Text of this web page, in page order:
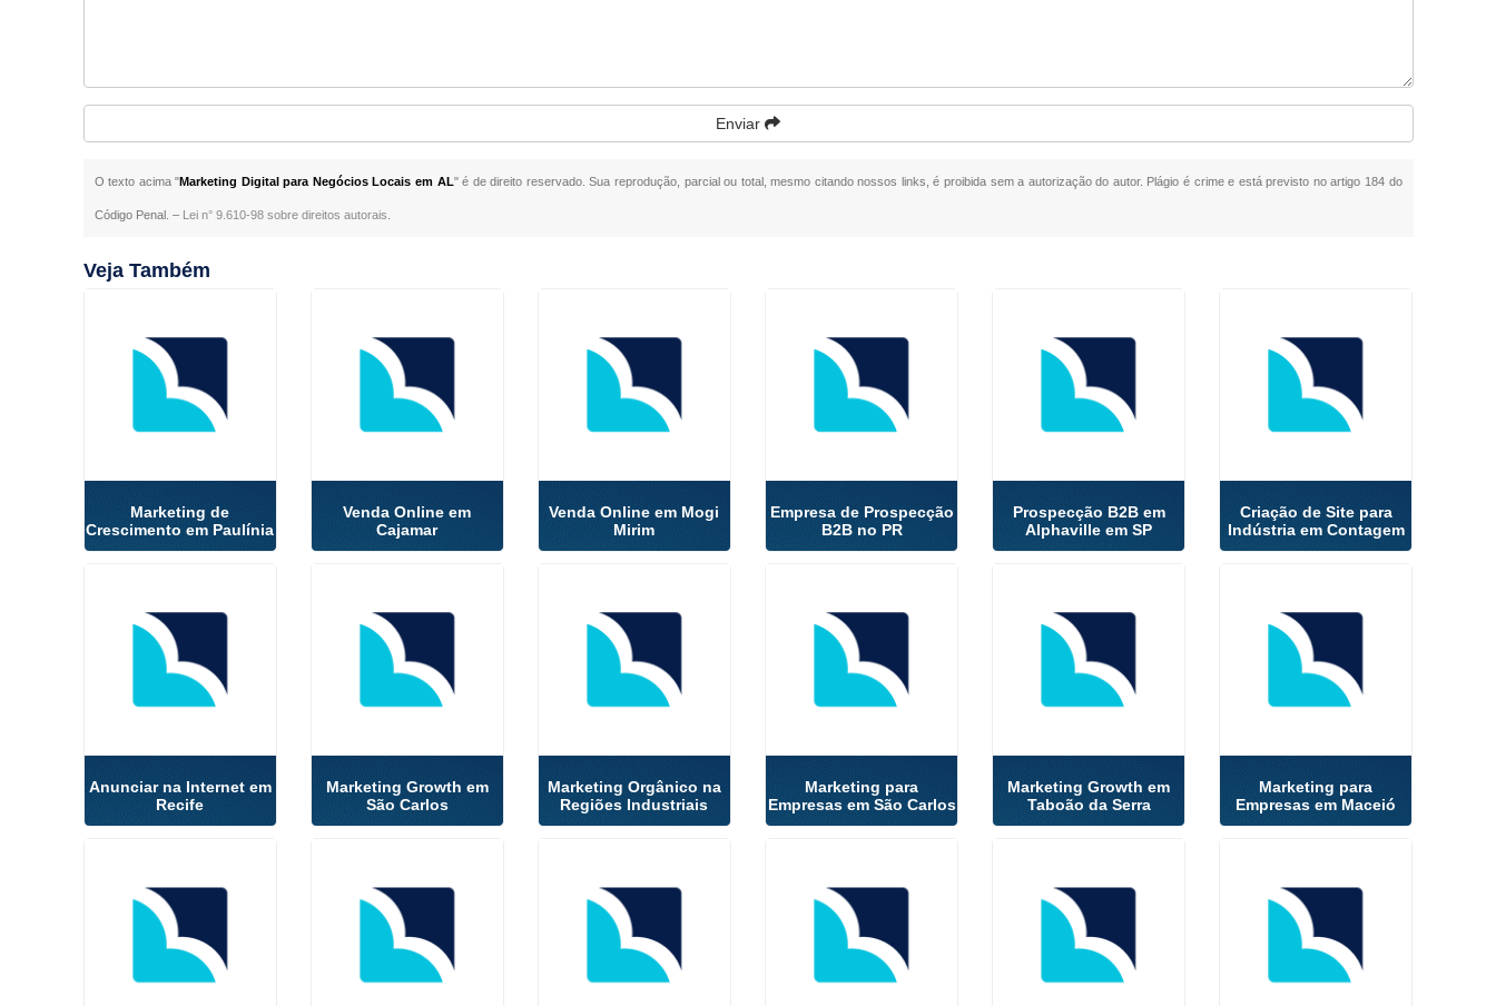
Enviar
O texto acima "Marketing Digital para Negócios Locais em AL" é de direito reservado. Sua reprodução, parcial ou total, mesmo citando nossos links, é proibida sem a autorização do autor. Plágio é crime e está previsto no artigo 184 do
Código Penal. – Lei n° 9.610-98 sobre direitos autorais
Veja Também
Marketing de
Crescimento em Paulínia
Venda Online em
Cajamar
Venda Online em Mogi
Mirim
Empresa de Prospecção
B2B no PR
Prospecção B2B em
Alphaville em SP
Criação de Site para
Indústria em Contagem
Anunciar na Internet em
Recife
Marketing Growth em
São Carlos
Marketing Orgânico na
Regiões Industriais
Marketing para
Empresas em São Carlos
Marketing Growth em
Taboão da Serra
Marketing para
Empresas em Maceió